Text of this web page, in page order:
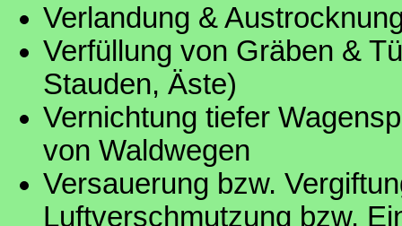
Verlandung &
Verfüllung von Gräben &
Stauden, Äste)
Vernichtung tiefer
von Waldwegen
Versauerung bzw.
Luftverschmutzung bzw.